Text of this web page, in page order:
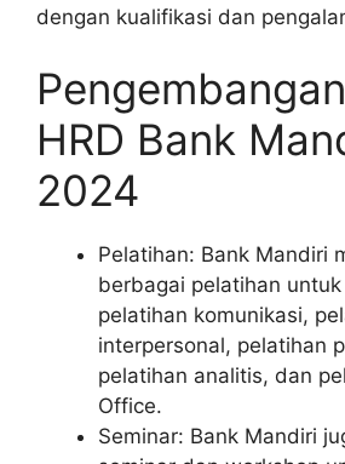
dengan kualifikasi dan
HRD Bank
2024
Pelatihan: Bank Mandiri
berbagai pelatihan untuk
pelatihan komunikasi,
interpersonal, pelatihan
pelatihan analitis, dan
Office.
Seminar: Bank Mandiri